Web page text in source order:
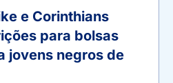
e Corinthians
para bolsas
jovens negros de